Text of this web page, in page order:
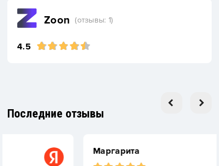
Zoon (отзывы: 1)
4.5
Последние отзывы
Маргарита